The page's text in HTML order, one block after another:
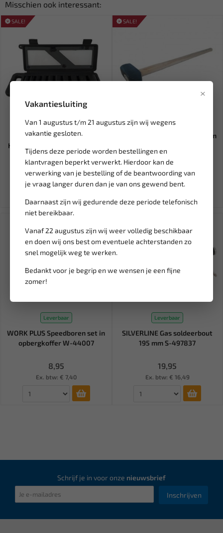
×
Vakantiesluiting
Van 1 augustus t/m 21 augustus zijn wij wegens
vakantie gesloten.
Tijdens deze periode worden bestellingen en
klantvragen beperkt verwerkt. Hierdoor kan de
verwerking van je bestelling of de beantwoording van
je vraag langer duren dan je van ons gewend bent.
Daarnaast zijn wij gedurende deze periode telefonisch
niet bereikbaar.
Vanaf 22 augustus zijn wij weer volledig beschikbaar
en doen wij ons best om eventuele achterstanden zo
snel mogelijk weg te werken.
Bedankt voor je begrip en we wensen je een fijne
zomer!
Misschien ook interessant:
SALE!
Leverbaar
WEBER TOOLS 3/8''
Krachtdoppen set 6-kant WT-
8560
18,41
21,66
Ex. btw: € 15,21
SALE!
HALDER Voorhamer met 90 cm
29,95
Ex. btw: € 24,75
Leverbaar
WORK PLUS Speedboren set in
opbergkoffer W-44007
8,95
Ex. btw: € 7,40
Leverbaar
SILVERLINE Gas soldeerbout
195 mm S-497837
19,95
Ex. btw: € 16,49
Schrijf je in voor onze nieuwsbrief
Inschrijven